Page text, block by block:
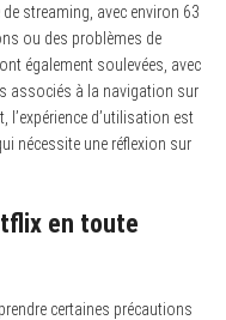
streaming, avec environ 63
ou des problèmes de
également soulevées, avec
associés à la navigation sur
d’utilisation est
nécessite une réflexion sur
en toute
certaines précautions